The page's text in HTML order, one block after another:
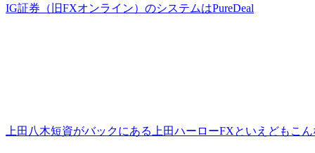
IG証券（旧FXオンライン）のシステムはPureDeal
上田八木短資がバックにある上田ハーローFXといえどもこ